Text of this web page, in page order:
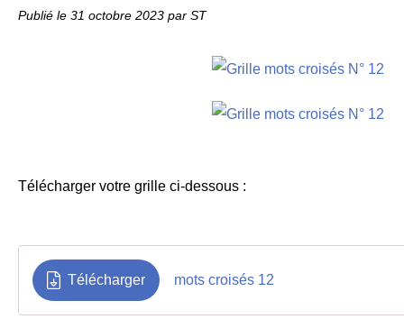
Publié le 31 octobre 2023 par ST
Télécharger votre grille ci-dessous :
Télécharger mots croisés 12